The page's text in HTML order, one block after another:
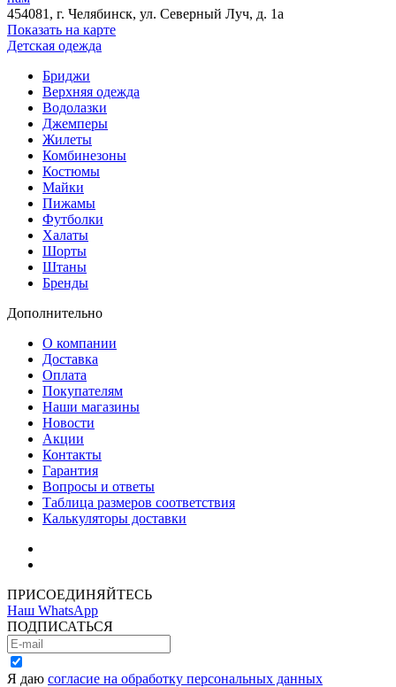
454081 , г. Челябинск, ул. ​Северный Луч, д. 1а
Показать на карте
Детская одежда
Бриджи
Верхняя одежда
Водолазки
Джемперы
Жилеты
Комбинезоны
Костюмы
Майки
Пижамы
Футболки
Халаты
Шорты
Штаны
Бренды
Дополнительно
О компании
Доставка
Оплата
Покупателям
Наши магазины
Новости
Акции
Контакты
Гарантия
Вопросы и ответы
Таблица размеров соответствия
Калькуляторы доставки
ПРИСОЕДИНЯЙТЕСЬ
Наш WhatsApp
ПОДПИСАТЬСЯ
Я даю согласие на обработку персональных данных